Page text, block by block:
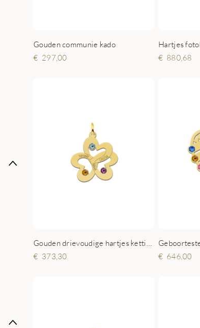
Gouden communie kado
297,00
880,68
373,30
646,00